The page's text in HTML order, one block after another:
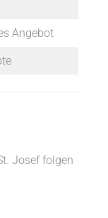
Angebot
Josef folgen